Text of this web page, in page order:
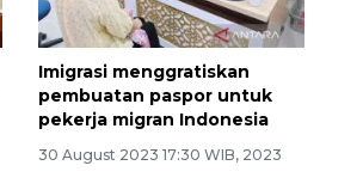
Imigrasi menggratiskan
pembuatan paspor untuk
pekerja migran Indonesia
30 August 2023 17:30 WIB, 2023